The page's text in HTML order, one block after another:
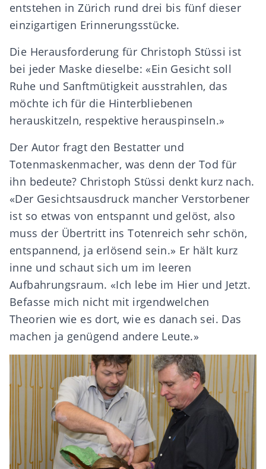
entstehen in Zürich rund drei bis fünf dieser
einzigartigen Erinnerungsstücke.
Die Herausforderung für Christoph Stüssi ist
bei jeder Maske dieselbe: «Ein Gesicht soll
Ruhe und Sanftmütigkeit ausstrahlen, das
möchte ich für die Hinterbliebenen
herauskitzeln, respektive herauspinseln.»
Der Autor fragt den Bestatter und
Totenmaskenmacher, was denn der Tod für
ihn bedeute? Christoph Stüssi denkt kurz nach.
«Der Gesichtsausdruck mancher Verstorbener
ist so etwas von entspannt und gelöst, also
muss der Übertritt ins Totenreich sehr schön,
entspannend, ja erlösend sein.» Er hält kurz
inne und schaut sich um im leeren
Aufbahrungsraum. «Ich lebe im Hier und Jetzt.
Befasse mich nicht mit irgendwelchen
Theorien wie es dort, wie es danach sei. Das
machen ja genügend andere Leute.»